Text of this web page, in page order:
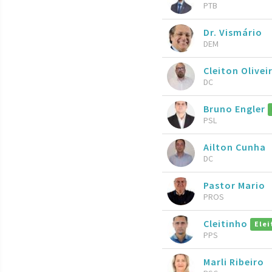
PTB
Dr. Vismário
DEM
Cleiton
DC
Bruno Engler
PSL
Ailton Cunha
DC
Pastor Mario
PROS
Cleitinho
PPS
Marli Ribeiro